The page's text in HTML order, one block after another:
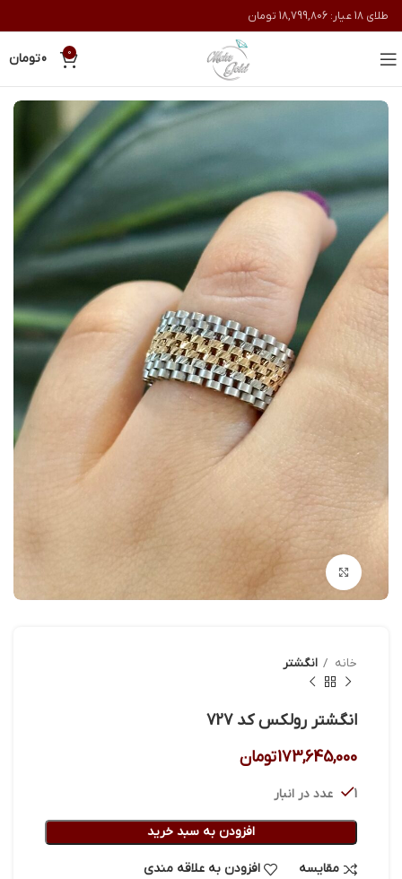
طلای 18 عیار: 18,799,806 تومان
0
0تومان
بزرگنمایی تصویر
خانه انگشتر
انگشتر رولکس کد 727
173,645,000تومان
1 عدد در انبار
افزودن به سبد خرید
مقایسه افزودن به علاقه مندی